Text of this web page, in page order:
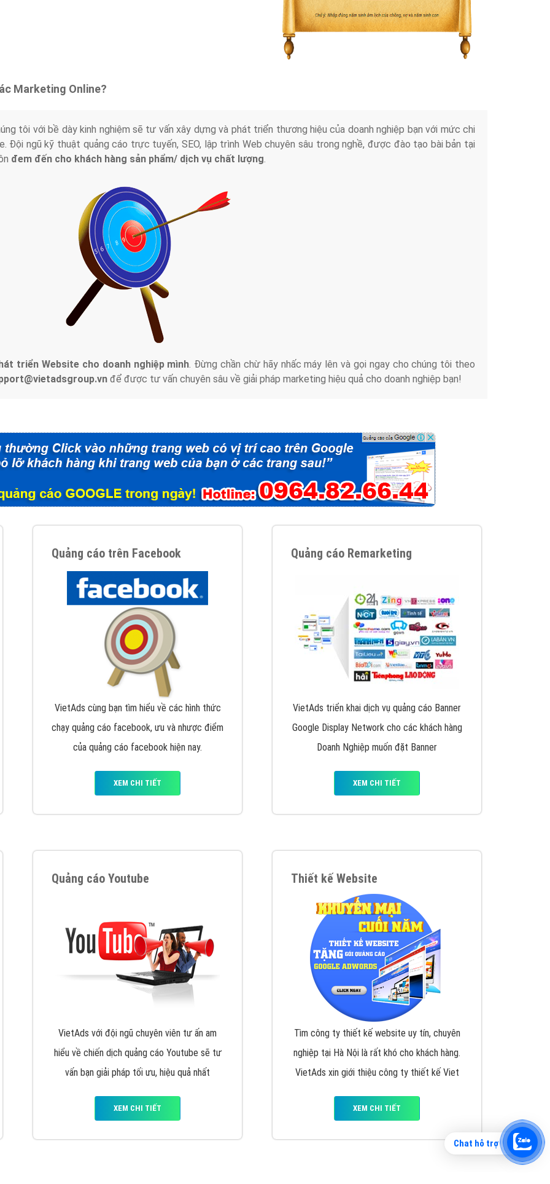
Chat hỗ trợ
Marketing Online?
tôi với bề dày kinh nghiệm sẽ tư vấn xây dựng và phát triển thương hiệu của doanh nghiệp bạn với mức chi
Đội ngũ kỹ thuật quảng cáo trực tuyến, SEO, lập trình Web chuyên sâu trong nghề, được đào tạo bài bản tại
đem đến cho khách hàng sản phẩm/ dịch vụ chất lượng
triển Website cho doanh nghiệp mình . Đừng chần chừ hãy nhấc máy lên và gọi ngay cho chúng tôi theo
để được tư vấn chuyên sâu về giải pháp marketing hiệu quả cho doanh nghiệp bạn!
Quảng cáo trên Facebook
VietAds cùng bạn tìm hiểu về các hình thức
chạy quảng cáo facebook, ưu và nhược điểm
của quảng cáo facebook hiện nay.
XEM CHI TIẾT
Quảng cáo Remarketing
VietAds triển khai dịch vụ quảng cáo Banner
Google Display Network cho các khách hàng
Doanh Nghiệp muốn đặt Banner
XEM CHI TIẾT
Quảng cáo Youtube
VietAds với đội ngũ chuyên viên tư ấn am
hiểu về chiến dịch quảng cáo Youtube sẽ tư
vấn bạn giải pháp tối ưu, hiệu quả nhất
XEM CHI TIẾT
Thiết kế Website
Tìm công ty thiết kế website uy tín, chuyên
nghiệp tại Hà Nội là rất khó cho khách hàng.
VietAds xin giới thiệu công ty thiết kế Viet
XEM CHI TIẾT